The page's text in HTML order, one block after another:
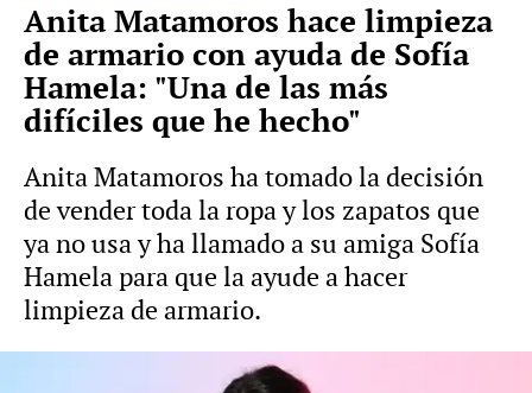
Anita Matamoros hace limpieza
de armario con ayuda de Sofía
Hamela: "Una de las más
difíciles que he hecho"
Anita Matamoros ha tomado la decisión
de vender toda la ropa y los zapatos que
ya no usa y ha llamado a su amiga Sofía
Hamela para que la ayude a hacer
limpieza de armario.